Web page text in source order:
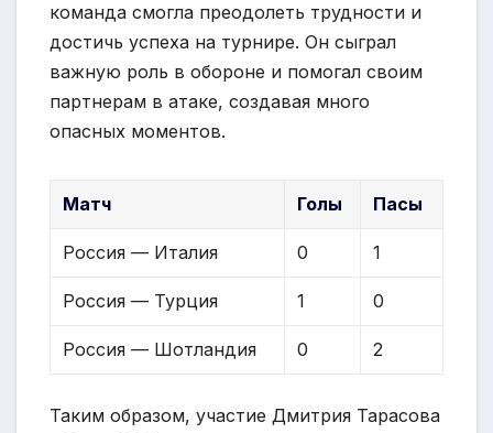
команда смогла преодолеть трудности и
достичь успеха на турнире. Он сыграл
важную роль в обороне и помогал своим
партнерам в атаке, создавая много
опасных моментов.
Матч Голы Пасы
Россия — Италия 0 1
Россия — Турция 1 0
Россия — Шотландия 0 2
Таким образом, участие Дмитрия Тарасова